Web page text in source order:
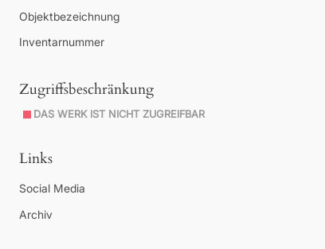
Objektbezeichnung
Inventarnummer
Zugriffsbeschränkung
DAS WERK IST NICHT ZUGREIFBAR
Links
Social Media
Archiv